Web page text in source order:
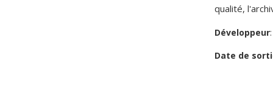
qualité,
Développeur:
Date de